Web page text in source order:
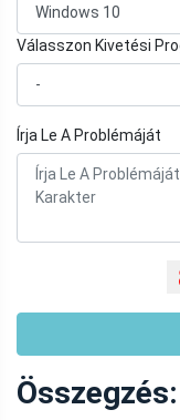
Válasszon Kivetési
Írja Le A Problémáját
Összegzés: